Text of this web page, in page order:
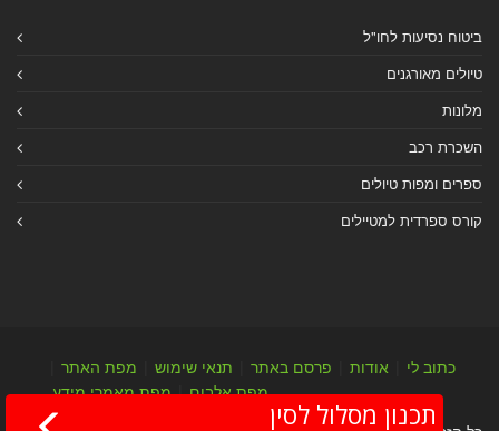
ביטוח נסיעות לחו"ל
טיולים מאורגנים
מלונות
השכרת רכב
ספרים ומפות טיולים
קורס ספרדית למטיילים
כתוב לי אודות פרסם באתר תנאי שימוש מפת האתר
מפת אלבום|מפת מאמרי מידע
תכנון מסלול לסין